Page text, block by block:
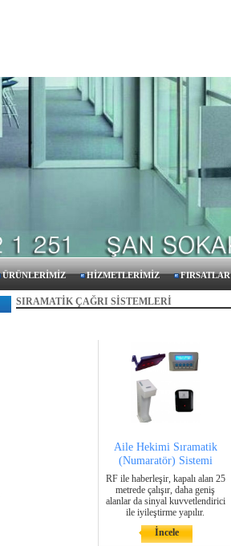
ÜRÜNLERİMİZ HİZMETLERİMİZ FIRSATLAR
SIRAMATİK ÇAĞRI SİSTEMLERİ
Aile Hekimi Sıramatik
(Numaratör) Sistemi
RF ile haberleşir, kapalı alan 25
metrede çalışır, daha geniş
alanlar da sinyal kuvvetlendirici
ile iyileştirme yapılır.
İncele